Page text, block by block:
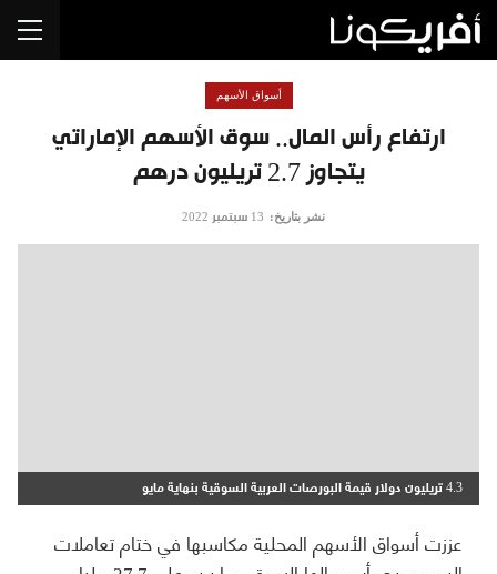
ارتفاع رأس المال.. سوق الأسهم الإماراتي
يتجاوز 2.7 تريليون درهم
أسواق الأسهم
نشر بتاريخ: 13 سبتمبر 2022
4.3 تريليون دولار قيمة البورصات العربية السوقية بنهاية مايو
عززت أسواق الأسهم المحلية مكاسبها في ختام تعاملات